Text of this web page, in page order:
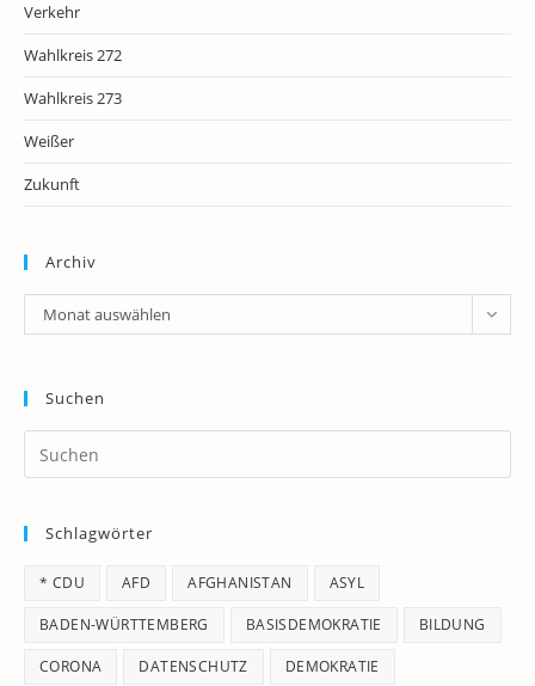
Verkehr
Wahlkreis 272
Wahlkreis 273
Weißer
Zukunft
Archiv
Archiv
Monat auswählen
Suchen
Schlagwörter
* CDU AFD AFGHANISTAN ASYL
BADEN-WÜRTTEMBERG BASISDEMOKRATIE BILDUNG
CORONA DATENSCHUTZ DEMOKRATIE